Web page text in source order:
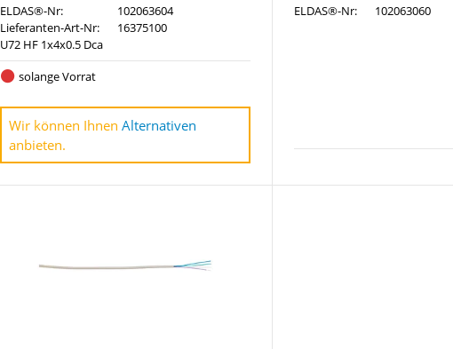
ELDAS®-Nr:
102063604
Lieferanten-Art-Nr:
16375100
U72 HF 1x4x0.5 Dca
solange Vorrat
Wir können Ihnen Alternativen
anbieten.
ELDAS®-Nr: 102063060